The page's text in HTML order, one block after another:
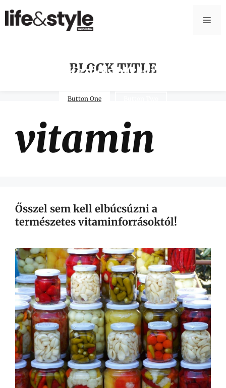
BLOCK TITLE
Kezdőlap (régi)
Button One
vitamin
Ősszel sem kell elbúcsúzni a
természetes vitaminforrásoktól!